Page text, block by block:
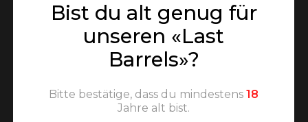
Bist du alt genug für
unseren «Last
Barrels»?
Bitte bestätige, dass du mindestens18
Jahre alt bist.